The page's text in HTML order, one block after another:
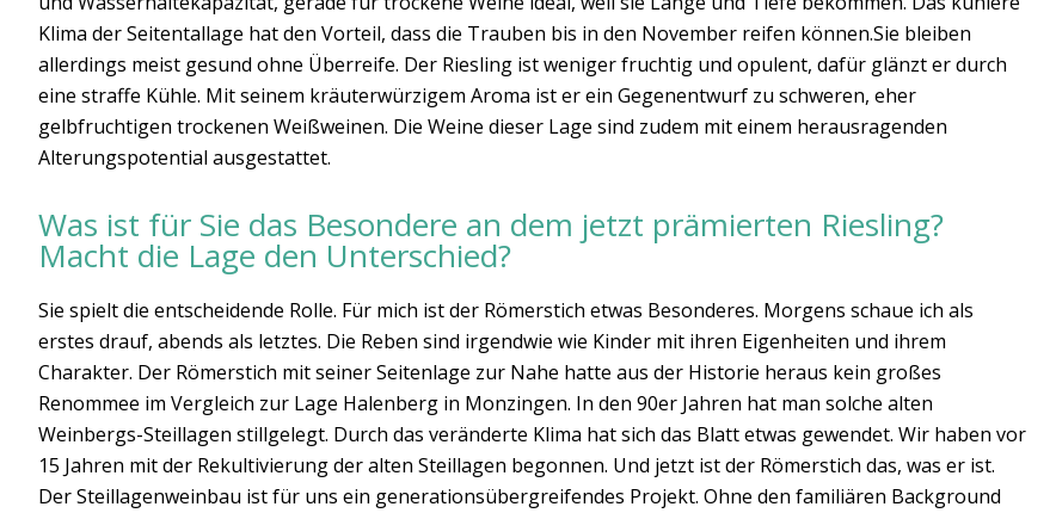
Klima der Seitentallage hat den Vorteil, dass die Trauben bis in den November reifen können.Sie bleiben
allerdings meist gesund ohne Überreife. Der Riesling ist weniger fruchtig und opulent, dafür glänzt er durch
eine straffe Kühle. Mit seinem kräuterwürzigem Aroma ist er ein Gegenentwurf zu schweren, eher
gelbfruchtigen trockenen Weißweinen. Die Weine dieser Lage sind zudem mit einem herausragenden
Alterungspotential ausgestattet.
Was ist für Sie das Besondere an dem jetzt prämierten Riesling?
Macht die Lage den Unterschied?
Sie spielt die entscheidende Rolle. Für mich ist der Römerstich etwas Besonderes. Morgens schaue ich als
erstes drauf, abends als letztes. Die Reben sind irgendwie wie Kinder mit ihren Eigenheiten und ihrem
Charakter. Der Römerstich mit seiner Seitenlage zur Nahe hatte aus der Historie heraus kein großes
Renommee im Vergleich zur Lage Halenberg in Monzingen. In den 90er Jahren hat man solche alten
Weinbergs-Steillagen stillgelegt. Durch das veränderte Klima hat sich das Blatt etwas gewendet. Wir haben vor
15 Jahren mit der Rekultivierung der alten Steillagen begonnen. Und jetzt ist der Römerstich das, was er ist.
Der Steillagenweinbau ist für uns ein generationsübergreifendes Projekt. Ohne den familiären Background